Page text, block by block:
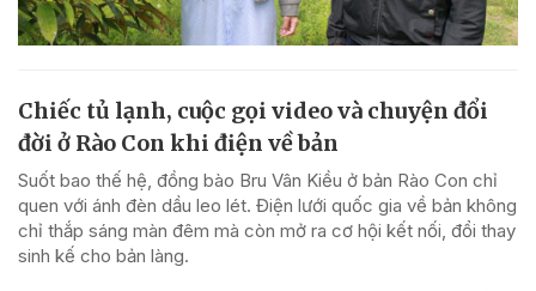
Chiếc tủ lạnh, cuộc gọi video và chuyện đổi
đời ở Rào Con khi điện về bản
Suốt bao thế hệ, đồng bào Bru Vân Kiều ở bản Rào Con chỉ
quen với ánh đèn dầu leo lét. Điện lưới quốc gia về bản không
chỉ thắp sáng màn đêm mà còn mở ra cơ hội kết nối, đổi thay
sinh kế cho bản làng.